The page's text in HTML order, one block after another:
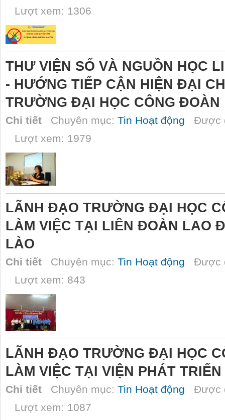
Lượt xem: 1306
THƯ VIỆN SỐ VÀ NGUỒN HỌC
- HƯỚNG TIẾP CẬN HIỆN ĐẠI
TRƯỜNG ĐẠI HỌC CÔNG ĐOÀN
Chi tiết Chuyên mục: Tin Hoạt động Được
Lượt xem: 1979
LÃNH ĐẠO TRƯỜNG ĐẠI HỌC
LÀM VIỆC TẠI LIÊN ĐOÀN LAO
LÀO
Chi tiết Chuyên mục: Tin Hoạt động Được
Lượt xem: 843
LÃNH ĐẠO TRƯỜNG ĐẠI HỌC
LÀM VIỆC TẠI VIỆN PHÁT
Chi tiết Chuyên mục: Tin Hoạt động Được
Lượt xem: 1087